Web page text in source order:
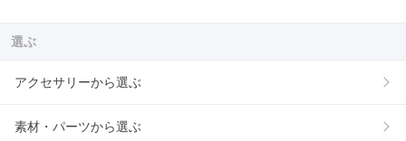
選ぶ
アクセサリーから選ぶ
素材・パーツから選ぶ